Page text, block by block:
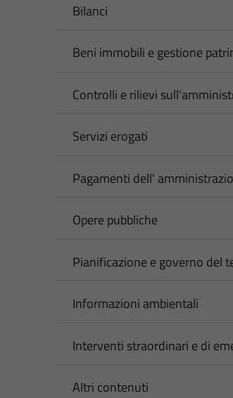
Bilanci
Beni immobili e gestione
Controlli e rilievi
Servizi erogati
Pagamenti dell'
Opere pubbliche
Pianificazione e governo del
Informazioni ambientali
Interventi straordinari e di
Altri contenuti